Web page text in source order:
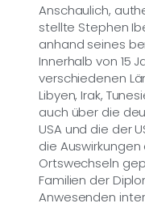
Anschaulich,
stellte Stephen
anhand seines
Innerhalb von 15
verschiedenen
Libyen, Irak,
auch über die
USA und die der
die
Ortswechseln
Familien der
Anwesenden